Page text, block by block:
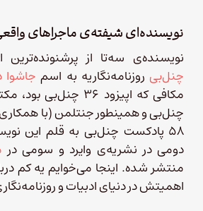
نویسنده‌ای شیفته‌ی ماجراهای
نویسنده‌ی سه‌تا از پرشنونده‌ترین
چنل‌بی روزنامه‌نگاریه به اسم
چنل‌بی و همینطور جنتلمن (با همکاری
۵۸ پادکست چنل‌بی به قلم این
دومی در نشریه‌ی وایرد و سومی در
منتشر شده. اینجا می‌خوایم یه کم
اهمیتش در دنیای ادبیات و